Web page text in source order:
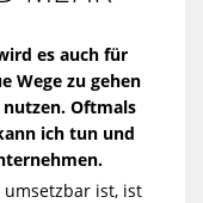
es auch für
Wege zu gehen
Oftmals
ich tun und
umsetzbar ist, ist